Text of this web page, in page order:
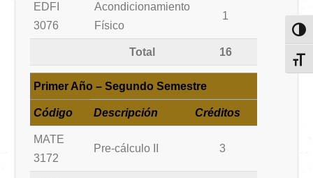
EDFI
3076
Acondicionamiento
Físico
1
Total 16
Primer Año – Segundo Semestre
Código Descripción Créditos
MATE
3172
Pre-cálculo II 3